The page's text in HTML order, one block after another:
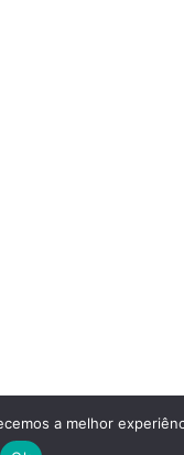
a melhor